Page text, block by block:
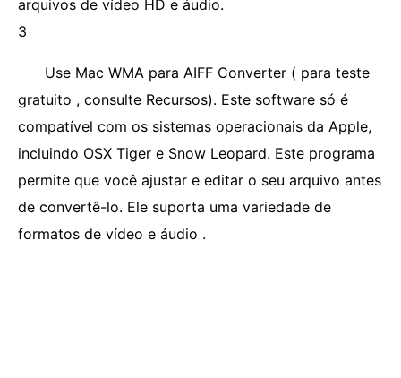
arquivos de vídeo HD e áudio.
3
Use Mac WMA para AIFF Converter ( para teste
gratuito , consulte Recursos). Este software só é
compatível com os sistemas operacionais da Apple,
incluindo OSX Tiger e Snow Leopard. Este programa
permite que você ajustar e editar o seu arquivo antes
de convertê-lo. Ele suporta uma variedade de
formatos de vídeo e áudio .